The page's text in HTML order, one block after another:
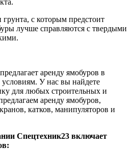
с которым предстоит
лучше справляются с твердыми
аренду ямобуров в
У нас вы найдете
для любых строительных и
аренду ямобуров,
катков, манипуляторов и
Спецтехник23 включает